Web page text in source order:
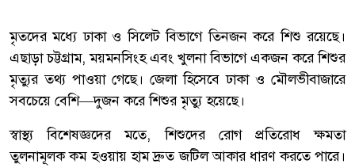
মৃতদের মধ্যে ঢাকা ও সিলেট বিভাগে তিনজন করে শিশু রয়েছে।
এছাড়া চট্টগ্রাম, ময়মনসিংহ এবং খুলনা বিভাগে একজন করে শিশুর
মৃত্যুর তথ্য পাওয়া গেছে। জেলা হিসেবে ঢাকা ও মৌলভীবাজারে
সবচেয়ে বেশি—দুজন করে শিশুর মৃত্যু হয়েছে।
স্বাস্থ্য বিশেষজ্ঞদের মতে, শিশুদের রোগ প্রতিরোধ ক্ষমতা
তুলনামূলক কম হওয়ায় হাম দ্রুত জটিল আকার ধারণ করতে পারে।